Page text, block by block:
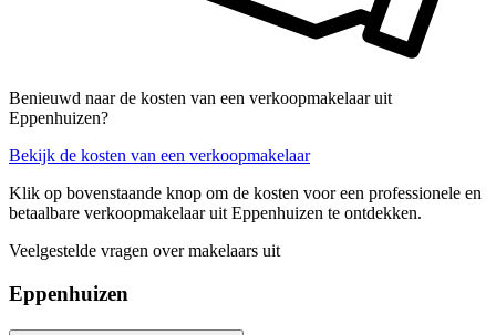
Benieuwd naar de kosten van een verkoopmakelaar uit
Eppenhuizen?
Bekijk de kosten van een verkoopmakelaar
Klik op bovenstaande knop om de kosten voor een professionele en
betaalbare verkoopmakelaar uit Eppenhuizen te ontdekken.
Veelgestelde vragen over makelaars uit
Eppenhuizen